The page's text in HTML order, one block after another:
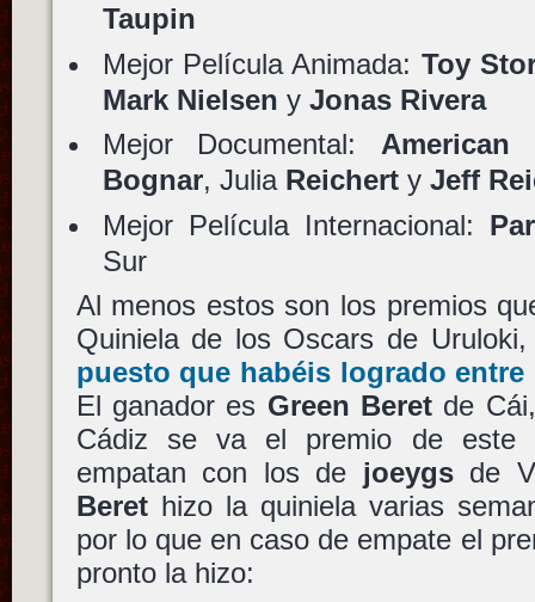
Taupin
Mejor Película Animada: Toy
Mark Nielsen yJonas Rivera
Mejor Documental: American
Bognar, JuliaReichert yJeff
Mejor Película Internacional:
Sur
Al menos estos son los premios
Quiniela de los Oscars de
puesto que habéis logrado
El ganador es Green Beret de
Cádiz se va el premio de este
empatan con los de joeygsde
Berethizo la quiniela varias
por lo que en caso de empate el
pronto la hizo: